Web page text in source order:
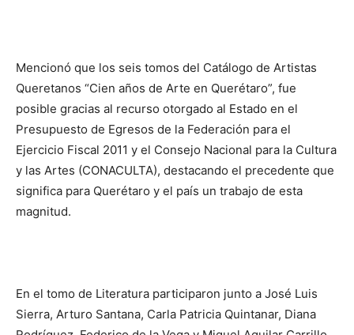
Mencionó que los seis tomos del Catálogo de Artistas
Queretanos “Cien años de Arte en Querétaro”, fue
posible gracias al recurso otorgado al Estado en el
Presupuesto de Egresos de la Federación para el
Ejercicio Fiscal 2011 y el Consejo Nacional para la Cultura
y las Artes (CONACULTA), destacando el precedente que
significa para Querétaro y el país un trabajo de esta
magnitud.
En el tomo de Literatura participaron junto a José Luis
Sierra, Arturo Santana, Carla Patricia Quintanar, Diana